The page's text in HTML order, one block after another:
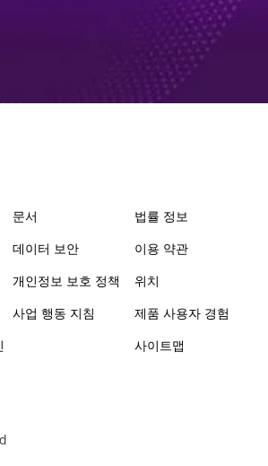
문서
데이터 보안
개인정보 보호 정책
사업 행동 지침
법률 정보
이용 약관
위치
제품 사용자 경험
사이트맵